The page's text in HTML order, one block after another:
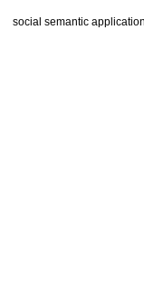
social semantic